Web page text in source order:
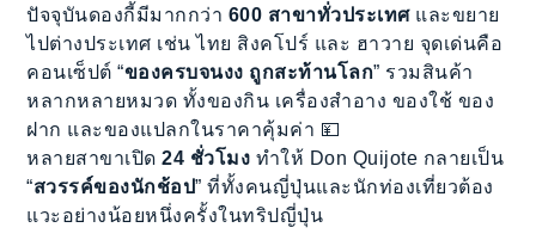
ปัจจุบันดองกี้มีมากกว่า 600 สาขาทั่วประเทศและขยาย
ไปต่างประเทศ เช่น ไทย สิงคโปร์ และ ฮาวาย จุดเด่นคือ
คอนเซ็ปต์ “ของครบจนงง ถูกสะท้านโลก” รวมสินค้า
หลากหลายหมวด ทั้งของกิน เครื่องสำอาง ของใช้ ของ
ฝาก และของแปลกในราคาคุ้มค่า 💴
หลายสาขาเปิด24 ชั่วโมง ทำให้ Don Quijote กลายเป็น
“สวรรค์ของนักช้อป” ที่ทั้งคนญี่ปุ่นและนักท่องเที่ยวต้อง
แวะอย่างน้อยหนึ่งครั้งในทริปญี่ปุ่น